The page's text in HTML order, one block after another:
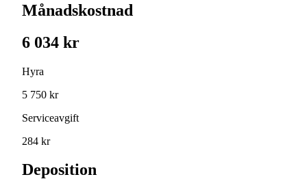
Månadskostnad
6 034 kr
Hyra
5 750 kr
Serviceavgift
284 kr
Deposition